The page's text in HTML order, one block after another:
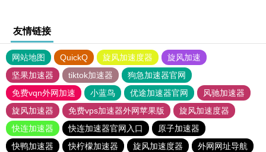
友情链接
网站地图 QuickQ 旋风加速度器
旋风加速
坚果加速器
tiktok加速器
狗急加速器官网
免费vqn外网加速
小蓝鸟 优途加速器官网
风驰加速器
旋风加速器
免费vps加速器外网苹果版
旋风加速度器
快连加速器
快连加速器官网入口
原子加速器
快鸭加速器
快柠檬加速器 旋风加速度器
外网网址导航